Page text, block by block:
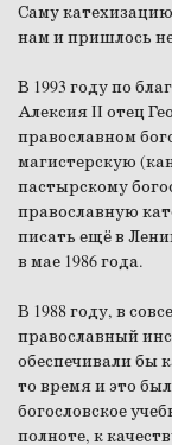
Саму
нам и пришлось
В 1993 году по
Алексия II отец
православном
магистерскую
пастырскому
православную
писать ещё в
в мае 1986 года.
В 1988 году, в
православный
обеспечивали бы
то время и это
богословское
полноте, к